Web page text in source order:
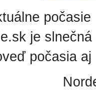
je
počasia